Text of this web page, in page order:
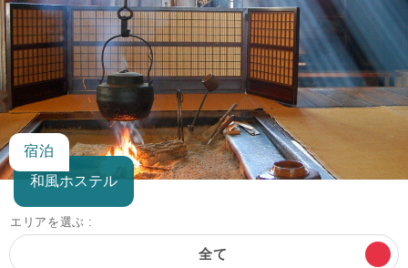
宿泊
和風ホステル
エリアを選ぶ :
全て